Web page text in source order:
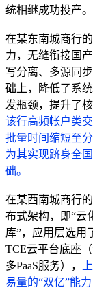
统相继成功投产。
在某东南城商行
力，无缝衔接国
写分离、多源同
础上，降低了系
发瓶颈，提升了
该行高频帐户类
批量时间缩短至
为其实现跻身全
础。
在某西南城商行
布式架构，即“云
库”，应用层选用
TCE云平台底座
多PaaS服务），
易量的“双亿”能